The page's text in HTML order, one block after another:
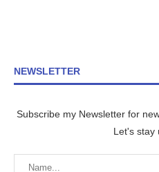
NEWSLETTER
Subscribe my Newsletter for
Let's stay